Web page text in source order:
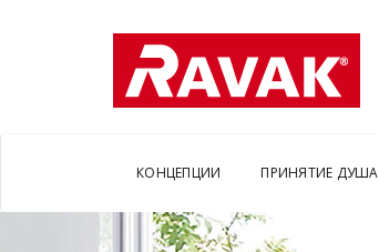
КОНЦЕПЦИИ ПРИНЯТИЕ ДУША